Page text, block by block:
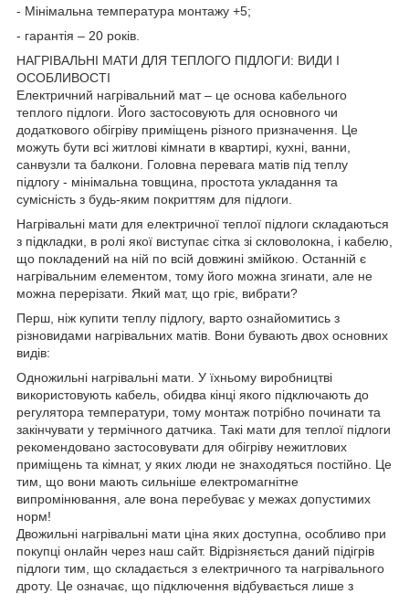
- Мінімальна температура монтажу +5;
- гарантія – 20 років.
НАГРІВАЛЬНІ МАТИ ДЛЯ ТЕПЛОГО ПІДЛОГИ: ВИДИ І
ОСОБЛИВОСТІ
Електричний нагрівальний мат – це основа кабельного
теплого підлоги. Його застосовують для основного чи
додаткового обігріву приміщень різного призначення. Це
можуть бути всі житлові кімнати в квартирі, кухні, ванни,
санвузли та балкони. Головна перевага матів під теплу
підлогу - мінімальна товщина, простота укладання та
сумісність з будь-яким покриттям для підлоги.
Нагрівальні мати для електричної теплої підлоги складаються
з підкладки, в ролі якої виступає сітка зі скловолокна, і кабелю,
що покладений на ній по всій довжині змійкою. Останній є
нагрівальним елементом, тому його можна згинати, але не
можна перерізати. Який мат, що гріє, вибрати?
Перш, ніж купити теплу підлогу, варто ознайомитись з
різновидами нагрівальних матів. Вони бувають двох основних
видів:
Одножильні нагрівальні мати. У їхньому виробництві
використовують кабель, обидва кінці якого підключають до
регулятора температури, тому монтаж потрібно починати та
закінчувати у термічного датчика. Такі мати для теплої підлоги
рекомендовано застосовувати для обігріву нежитлових
приміщень та кімнат, у яких люди не знаходяться постійно. Це
тим, що вони мають сильніше електромагнітне
випромінювання, але вона перебуває у межах допустимих
норм!
Двожильні нагрівальні мати ціна яких доступна, особливо при
покупці онлайн через наш сайт. Відрізняється даний підігрів
підлоги тим, що складається з електричного та нагрівального
дроту. Це означає, що підключення відбувається лише з